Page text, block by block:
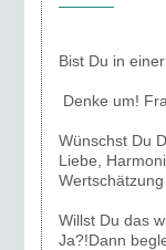
Bist Du in
Denke um!
Wünschst Du
Liebe,
Willst Du das
Ja?!Dann